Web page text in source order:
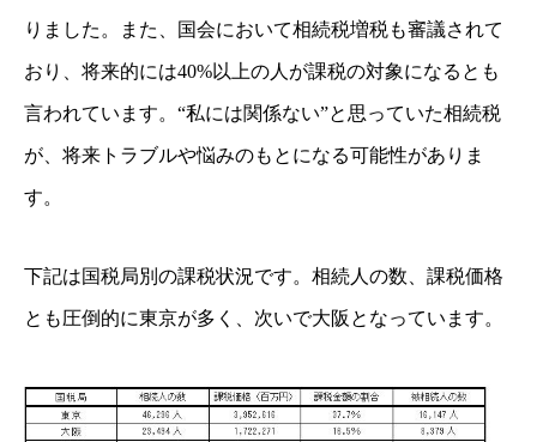
りました。また、国会において相続税増税も審議されて
おり、将来的には40%以上の人が課税の対象になるとも
言われています。“私には関係ない”と思っていた相続税
が、将来トラブルや悩みのもとになる可能性がありま
す。
下記は国税局別の課税状況です。相続人の数、課税価格
とも圧倒的に東京が多く、次いで大阪となっています。